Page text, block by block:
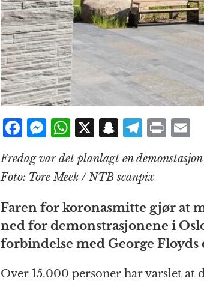
F
a
c
e
b
o
o
k
M
ss
e
n
g
e
W
at
s
A
p
p
X S
a
p
c
h
at
T
el
e
g
r
a
m
P
n
m
Fredag var det planlagt en
Foto: Tore Meek / NTB scanpix
Faren for koronasmitte gjør at
ned for demonstrasjonene i
forbindelse med George Floyds
Over 15.000 personer har varslet at